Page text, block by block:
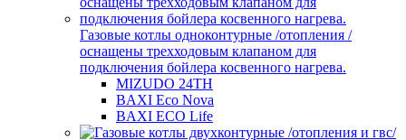
Газовые котлы одноконтурные /отопления /
оснащены трехходовым клапаном для
подключения бойлера косвенного нагрева.
MIZUDO 24TН
BAXI Eco Nova
BAXI ECO Life